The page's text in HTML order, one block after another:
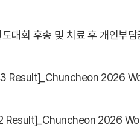
대회 후송 및 치료 후 개인부담
Result]_Chuncheon 2026
Result]_Chuncheon 2026